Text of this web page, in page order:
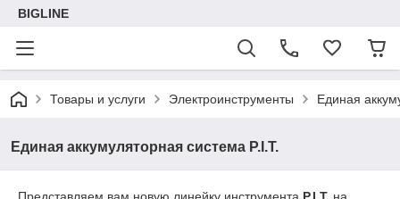
BIGLINE
Товары и услуги Электроинструменты Единая
Единая аккумуляторная система P.I.T.